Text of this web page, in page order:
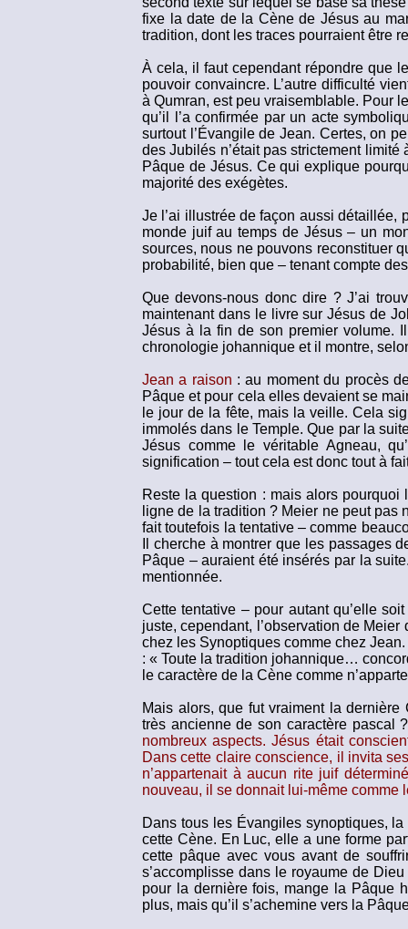
fixe la date de la Cène de Jésus au
tradition, dont les traces pourraient être
À cela, il faut cependant répondre que
pouvoir convaincre. L’autre difficulté
à Qumran, est peu vraisemblable. Pour
qu’il l’a confirmée par un acte
surtout l’Évangile de Jean. Certes, on
des Jubilés n’était pas strictement
Pâque de Jésus. Ce qui explique
majorité des exégètes.
Je l’ai illustrée de façon aussi détaillée,
monde juif au temps de Jésus – un
sources, nous ne pouvons reconstituer
probabilité, bien que – tenant compte
Que devons-nous donc dire ? J’ai
maintenant dans le livre sur Jésus de
Jésus à la fin de son premier volume.
chronologie johannique et il montre,
Jean a raison : au moment du procès
Pâque et pour cela elles devaient se
le jour de la fête, mais la veille. Cela
immolés dans le Temple. Que par la
Jésus comme le véritable Agneau,
signification – tout cela est donc tout à
Reste la question : mais alors
ligne de la tradition ? Meier ne peut
fait toutefois la tentative – comme
Il cherche à montrer que les passages
Pâque – auraient été insérés par la
mentionnée.
Cette tentative – pour autant qu’elle
juste, cependant, l’observation de
chez les Synoptiques comme chez
: « Toute la tradition johannique…
le caractère de la Cène comme
Mais alors, que fut vraiment la
très ancienne de son caractère pascal
nombreux aspects. Jésus était
Dans cette claire conscience, il invita
n’appartenait à aucun rite juif
nouveau, il se donnait lui-même comme
Dans tous les Évangiles synoptiques,
cette Cène. En Luc, elle a une forme
cette pâque avec vous avant de
s’accomplisse dans le royaume de
pour la dernière fois, mange la Pâque
plus, mais qu’il s’achemine vers la